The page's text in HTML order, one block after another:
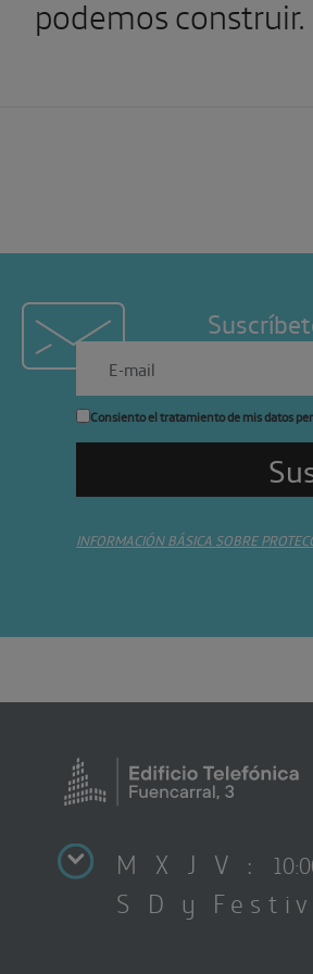
podemos construir.
Consiento el tratamiento de mis datos
INFORMACIÓN BÁSICA SOBRE
M X J V :
S D y